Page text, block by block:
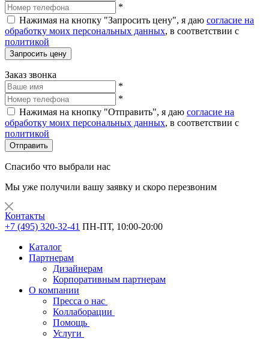
*
Нажимая на кнопку "Запросить цену", я даю согласие на
обработку моих персональных данных, в соответствии с
политикой
Запросить цену
Заказ звонка
*
*
Нажимая на кнопку "Отправить", я даю согласие на
обработку моих персональных данных, в соответствии с
политикой
Отправить
Спасибо что выбрали нас
Мы уже получили вашу заявку и скоро перезвоним
Контакты
+7 (495) 320-32-41 ПН-ПТ, 10:00-20:00
Каталог
Партнерам
Дизайнерам
Корпоративным партнерам
О компании
Пресса о нас
Коллаборации
Помощь
Услуги